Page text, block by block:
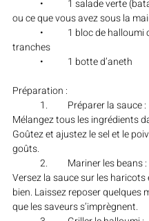
ou ce que vous avez sous la
tranches
	•	1 botte d’aneth
Préparation :
	1.	Préparer la sauce :
Mélangez tous les ingrédients
Goûtez et ajustez le sel et le
goûts.
	2.	Mariner les beans :
Versez la sauce sur les haricots
bien. Laissez reposer quelques
que les saveurs s’imprègnent.